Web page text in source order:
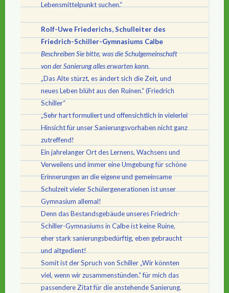
Lebensmittelpunkt suchen.“
Rolf-Uwe Friederichs, Schulleiter des
Friedrich-Schiller-Gymnasiums Calbe
Beschreiben Sie bitte, was die Schulgemeinschaft
von der Sanierung alles erwarten kann.
„Das Alte stürzt, es ändert sich die Zeit, und
neues Leben blüht aus den Ruinen.“ (Friedrich
Schiller“
„Sehr hart formuliert und offensichtlich in vielerlei
Hinsicht für unser Sanierungsvorhaben nicht ganz
zutreffend!
Ein jahrelanger Ort des Lernens, Wachsens und
Verweilens und immer eine Umgebung für schöne
Erinnerungen an die eigene und gemeinsame
Schulzeit vieler Schülergenerationen ist unser
Gymnasium allemal!
Denn das Bestandsgebäude unseres Friedrich-
Schiller-Gymnasiums in Calbe ist keine Ruine,
eher stark sanierungsbedürftig, eben gebraucht
und altgedient!
Somit ist der Spruch von Schiller „Wir könnten
viel, wenn wir zusammenstünden.“ für mich das
passendere Zitat für die anstehende Sanierung.